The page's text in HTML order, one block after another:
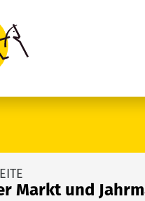
Markt und